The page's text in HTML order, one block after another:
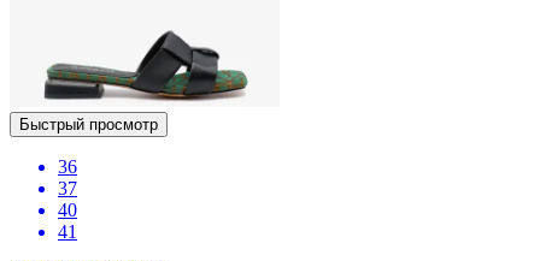
Быстрый просмотр
36
37
40
41